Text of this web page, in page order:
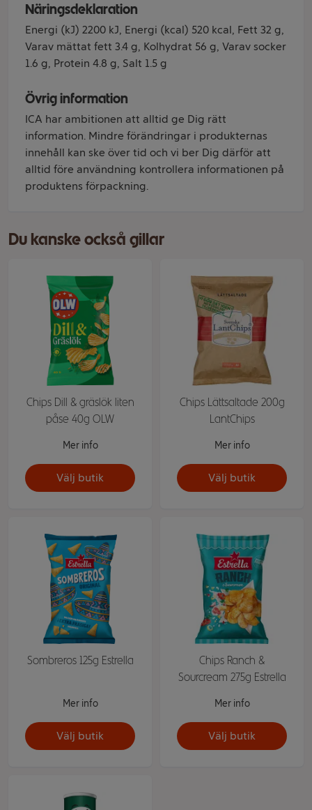
Näringsdeklaration
Energi (kJ) 2200 kJ, Energi (kcal) 520 kcal, Fett 32 g,
Varav mättat fett 3.4 g, Kolhydrat 56 g, Varav socker
1.6 g, Protein 4.8 g, Salt 1.5 g
Övrig information
ICA har ambitionen att alltid ge Dig rätt
information. Mindre förändringar i produkternas
innehåll kan ske över tid och vi ber Dig därför att
alltid före användning kontrollera informationen på
produktens förpackning.
Du kanske också gillar
Chips Dill & gräslök liten
påse 40g OLW
Mer info
Välj butik
Chips Lättsaltade 200g
LantChips
Mer info
Välj butik
Sombreros 125g Estrella
Mer info
Välj butik
Chips Ranch &
Sourcream 275g Estrella
Mer info
Välj butik